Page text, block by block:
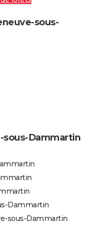
sous-
sous-Dammartin
Dammartin
sous-Dammartin